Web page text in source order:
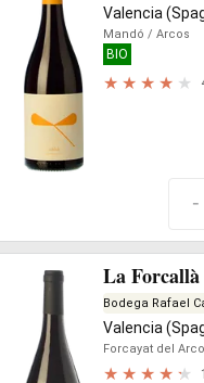
Valencia
Mandó / Arcos
BIO
-
La
Bodega Rafael
Valencia
Forcayat del Arco